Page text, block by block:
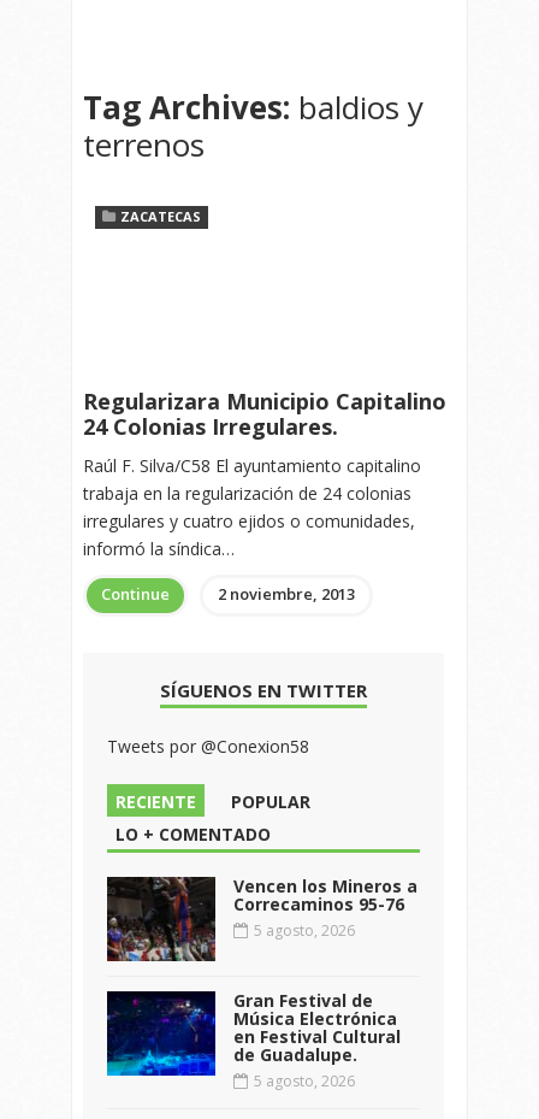
Tag Archives: baldios y
terrenos
ZACATECAS
Regularizara Municipio Capitalino
24 Colonias Irregulares.
Raúl F. Silva/C58 El ayuntamiento capitalino
trabaja en la regularización de 24 colonias
irregulares y cuatro ejidos o comunidades,
informó la síndica…
Continue 2 noviembre, 2013
SÍGUENOS EN TWITTER
Tweets por @Conexion58
RECIENTE
POPULAR
LO + COMENTADO
Vencen los Mineros a
Correcaminos 95-76
5 agosto, 2026
Gran Festival de
Música Electrónica
en Festival Cultural
de Guadalupe.
5 agosto, 2026